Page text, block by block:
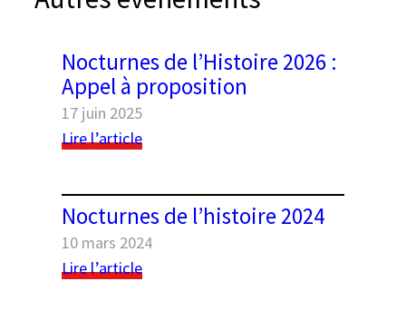
Black geometric seamless patterns set on a
Nocturnes de l’Histoire 2026 :
Appel à proposition
17 juin 2025
Lire l’article:
l’Histoire
2026
:
Appel
Nocturnes de l’histoire 2024
10 mars 2024
Lire l’article: